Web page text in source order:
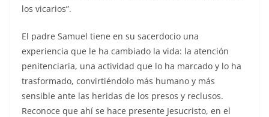
los vicarios”.
El padre Samuel tiene en su sacerdocio una
experiencia que le ha cambiado la vida: la atención
penitenciaria, una actividad que lo ha marcado y lo ha
trasformado, convirtiéndolo más humano y más
sensible ante las heridas de los presos y reclusos.
Reconoce que ahí se hace presente Jesucristo, en el